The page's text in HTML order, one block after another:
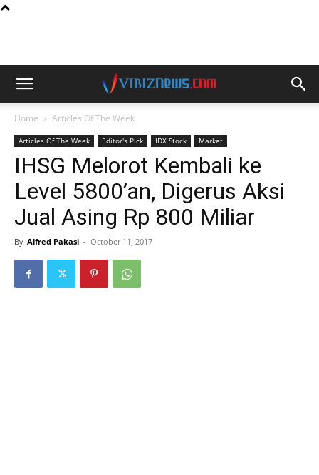
Home Articles Of The Week
Articles Of The Week Editor's Pick IDX Stock Market
IHSG Melorot Kembali ke
Level 5800’an, Digerus Aksi
Jual Asing Rp 800 Miliar
By Alfred Pakasi - October 11, 2017